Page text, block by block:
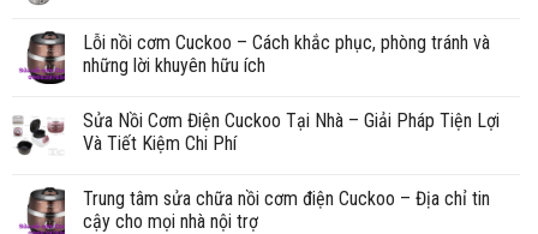
Lỗi nồi cơm Cuckoo – Cách khắc phục, phòng tránh và
những lời khuyên hữu ích
Sửa Nồi Cơm Điện Cuckoo Tại Nhà – Giải Pháp Tiện Lợi
Và Tiết Kiệm Chi Phí
Trung tâm sửa chữa nồi cơm điện Cuckoo – Địa chỉ tin
cậy cho mọi nhà nội trợ